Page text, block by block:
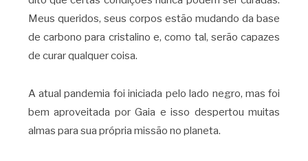
Meus queridos, seus corpos estão mudando da base
de carbono para cristalino e, como tal, serão capazes
de curar qualquer coisa.
A atual pandemia foi iniciada pelo lado negro, mas foi
bem aproveitada por Gaia e isso despertou muitas
almas para sua própria missão no planeta.